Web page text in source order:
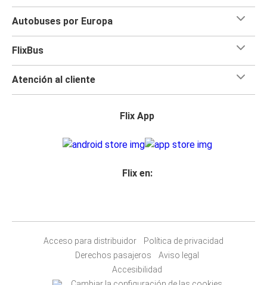
Autobuses por Europa
FlixBus
Atención al cliente
Flix App
Flix en:
Acceso para distribuidor
Política de privacidad
Derechos pasajeros
Aviso legal
Accesibilidad